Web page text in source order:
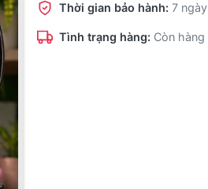
Thời gian bảo hành:7 ngày
Tình trạng hàng: Còn hàng